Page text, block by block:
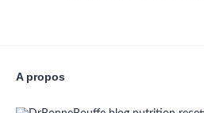
A propos